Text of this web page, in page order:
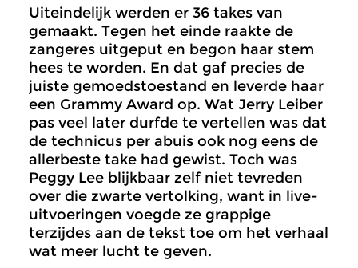
Uiteindelijk werden er 36 takes van
gemaakt. Tegen het einde raakte de
zangeres uitgeput en begon haar stem
hees te worden. En dat gaf precies de
juiste gemoedstoestand en leverde haar
een Grammy Award op. Wat Jerry Leiber
pas veel later durfde te vertellen was dat
de technicus per abuis ook nog eens de
allerbeste take had gewist. Toch was
Peggy Lee blijkbaar zelf niet tevreden
over die zwarte vertolking, want in live-
uitvoeringen voegde ze grappige
terzijdes aan de tekst toe om het verhaal
wat meer lucht te geven.